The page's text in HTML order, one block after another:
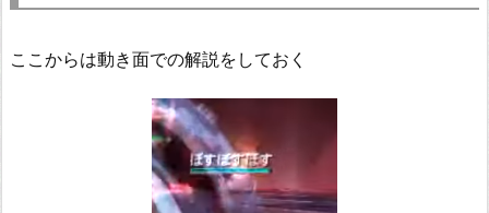
ここからは動き面での解説をしておく